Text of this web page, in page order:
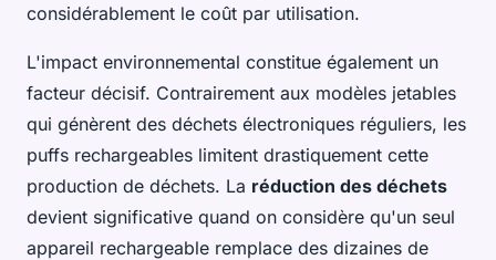
considérablement le coût par utilisation.
L'impact environnemental constitue également un
facteur décisif. Contrairement aux modèles jetables
qui génèrent des déchets électroniques réguliers, les
puffs rechargeables limitent drastiquement cette
production de déchets. La réduction des déchets
devient significative quand on considère qu'un seul
appareil rechargeable remplace des dizaines de